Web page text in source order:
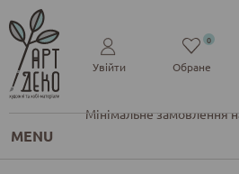
Мінімальне замовлення
Увійти Обране
0
MENU